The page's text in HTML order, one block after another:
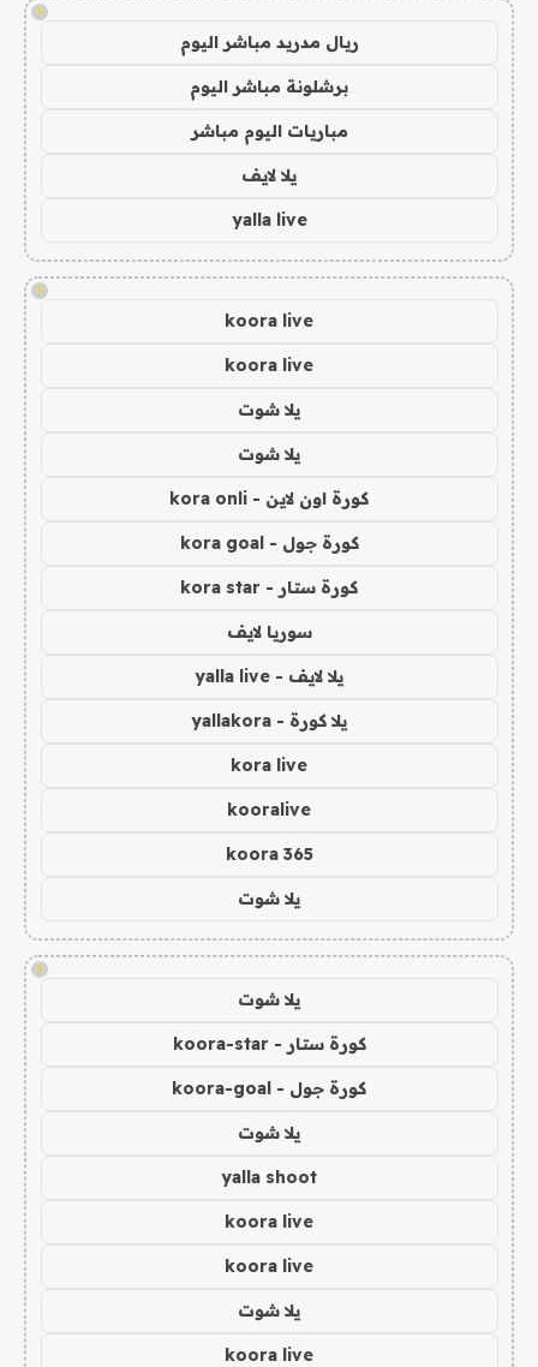
!
ريال مدريد مباشر اليوم
برشلونة مباشر اليوم
مباريات اليوم مباشر
يلا لايف
yalla live
!
koora live
koora live
يلا شوت
يلا شوت
كورة اون لاين - kora onli
كورة جول - kora goal
كورة ستار - kora star
سوريا لايف
يلا لايف - yalla live
يلا كورة - yallakora
kora live
kooralive
koora 365
يلا شوت
!
يلا شوت
كورة ستار - koora-star
كورة جول - koora-goal
يلا شوت
yalla shoot
koora live
koora live
يلا شوت
koora live